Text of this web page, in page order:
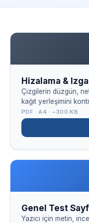
Hizalama &
Çizgilerin düzgün, net
kağıt yerleşimini
PDF · A4 · ~300 KB
Genel Test
Yazıcı için metin,